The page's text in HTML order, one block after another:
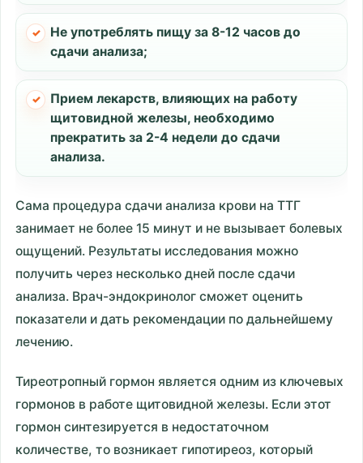
Не употреблять пищу за 8-12 часов до
сдачи анализа;
Прием лекарств, влияющих на работу
щитовидной железы, необходимо
прекратить за 2-4 недели до сдачи
анализа.
Сама процедура сдачи анализа крови на ТТГ
занимает не более 15 минут и не вызывает болевых
ощущений. Результаты исследования можно
получить через несколько дней после сдачи
анализа. Врач-эндокринолог сможет оценить
показатели и дать рекомендации по дальнейшему
лечению.
Тиреотропный гормон является одним из ключевых
гормонов в работе щитовидной железы. Если этот
гормон синтезируется в недостаточном
количестве, то возникает гипотиреоз, который